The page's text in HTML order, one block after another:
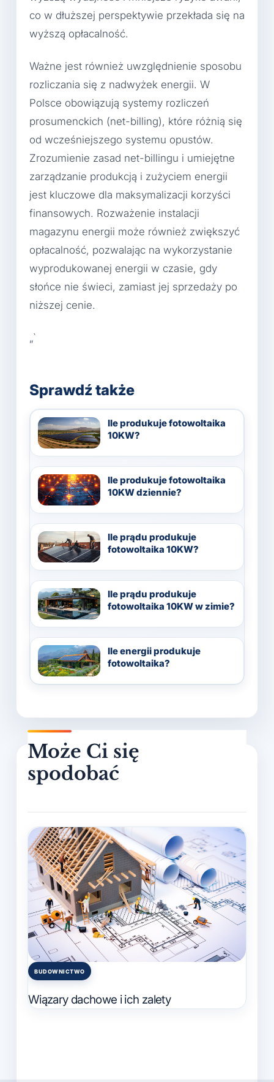
co w dłuższej perspektywie przekłada się na
wyższą opłacalność.
Ważne jest również uwzględnienie sposobu
rozliczania się z nadwyżek energii. W
Polsce obowiązują systemy rozliczeń
prosumenckich (net-billing), które różnią się
od wcześniejszego systemu opustów.
Zrozumienie zasad net-billingu i umiejętne
zarządzanie produkcją i zużyciem energii
jest kluczowe dla maksymalizacji korzyści
finansowych. Rozważenie instalacji
magazynu energii może również zwiększyć
opłacalność, pozwalając na wykorzystanie
wyprodukowanej energii w czasie, gdy
słońce nie świeci, zamiast jej sprzedaży po
niższej cenie.
„`
Sprawdź także
Ile produkuje fotowoltaika
10KW?
Ile produkuje fotowoltaika
10KW dziennie?
Ile prądu produkuje
fotowoltaika 10KW?
Ile prądu produkuje
fotowoltaika 10KW w zimie?
Ile energii produkuje
fotowoltaika?
Posted
BUDOWNICTWO
Wiązary dachowe i ich zalety